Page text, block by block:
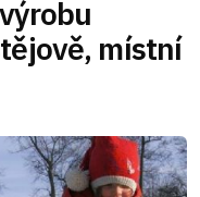
místní